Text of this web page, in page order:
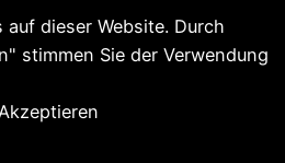
dieser Website. Durch
stimmen Sie der Verwendung
Akzeptieren